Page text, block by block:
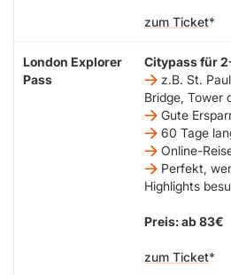
zum Ticket
London Explorer
Pass
Citypass für
z.B. St.
Bridge, Tower
Gute
60 Tage
Online-
Perfekt,
Highlights
Preis: ab 83€
zum Ticket